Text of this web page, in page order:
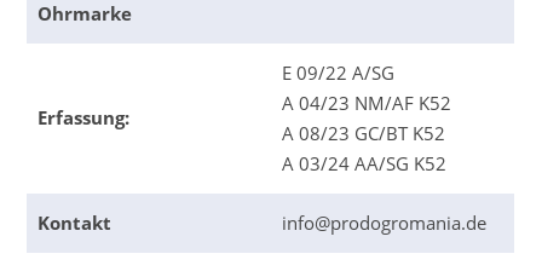
Ohrmarke
Erfassung:
E 09/22 A/SG
A 04/23 NM/AF K52
A 08/23 GC/BT K52
A 03/24 AA/SG K52
Kontakt info@prodogromania.de